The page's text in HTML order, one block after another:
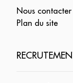
Nous contacter
Plan du site